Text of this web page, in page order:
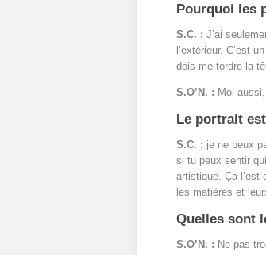
Pourquoi les
S.C. : J’ai
l’extérieur. C’est
dois me tordre la
S.O’N. : Moi
Le portrait
S.C. : je ne peux
si tu peux sentir
artistique. Ça
les matières et
Quelles sont
S.O’N. : Ne pas